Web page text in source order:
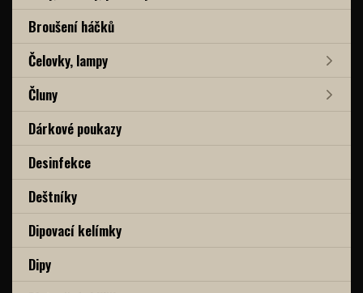
Broušení háčků
Čelovky, lampy
Čluny
Dárkové poukazy
Desinfekce
Deštníky
Dipovací kelímky
Dipy